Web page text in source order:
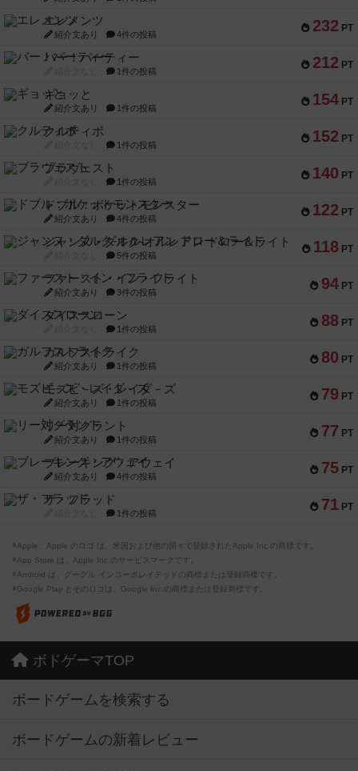
232 PT
エレメンツ
紹介文あり 4件の投稿
212 PT
バー！パーティー
1件の投稿
154 PT
ギョッと
紹介文あり 1件の投稿
152 PT
クルティボ
1件の投稿
140 PT
ブラヴェスト
1件の投稿
122 PT
ドブル：ポケットモンスター
紹介文あり 4件の投稿
118 PT
ジャンヌ・ダルク-オルレアン ドロー＆ライト
5件の投稿
94 PT
ファースト・イン・フライト
紹介文あり 3件の投稿
88 PT
ダイススローン
1件の投稿
80 PT
ガルフストライク
紹介文あり 1件の投稿
79 PT
モズビ－ズ・レイダ－ズ
紹介文あり 1件の投稿
77 PT
リー対グラント
紹介文あり 1件の投稿
75 PT
ブレーキング・アウェイ
紹介文あり 4件の投稿
71 PT
ザ・フラッド
1件の投稿
※Apple、Apple のロゴ は、米国および他の国々で登録されたApple Inc.の商標です。
※App Store は、Apple Inc.のサービスマークです。
※Android は、グーグル インコーポレイテッドの商標または登録商標です。
※Google Play とそのロゴは、Google Inc.の商標または登録商標です。
ボドゲーマTOP
ボードゲームを検索する
ボードゲームの新着レビュー